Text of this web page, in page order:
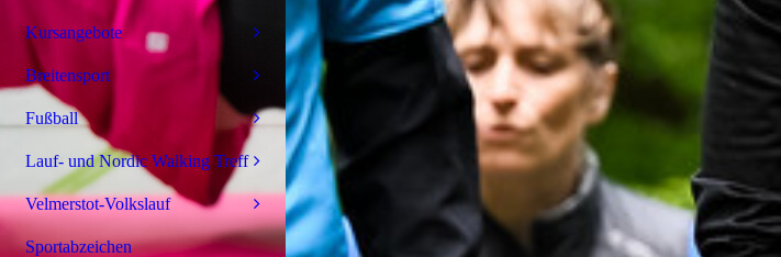
Kursangebote
Breitensport
Fußball
Lauf- und Nordic Walking Treff
Velmerstot-Volkslauf
Sportabzeichen